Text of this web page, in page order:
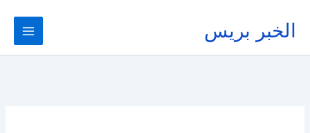
المحتوى
الخبر بريس